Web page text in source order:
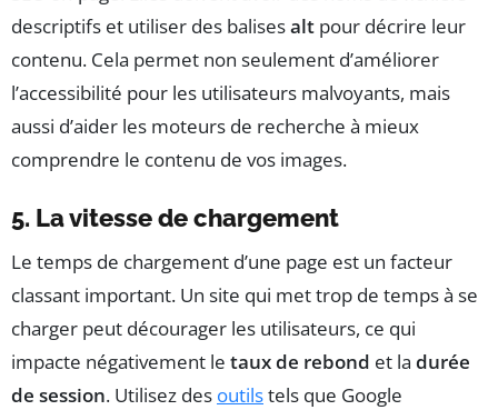
descriptifs et utiliser des balisesalt pour décrire leur
contenu. Cela permet non seulement d’améliorer
l’accessibilité pour les utilisateurs malvoyants, mais
aussi d’aider les moteurs de recherche à mieux
comprendre le contenu de vos images.
5. La vitesse de chargement
Le temps de chargement d’une page est un facteur
classant important. Un site qui met trop de temps à se
charger peut décourager les utilisateurs, ce qui
impacte négativement le taux de rebond et la durée
de session. Utilisez des outilstels que Google